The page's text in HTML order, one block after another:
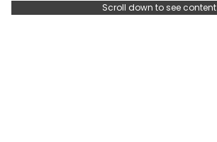
Scroll down to see content